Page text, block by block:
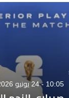
10:05 - 24 يونيو 2026